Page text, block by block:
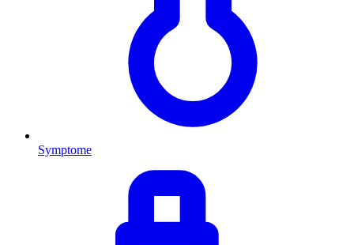
Symptome